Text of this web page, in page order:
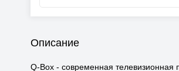
Описание
Q-Box - современная телевизионная